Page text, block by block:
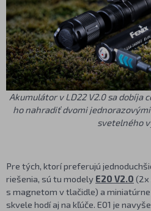
Akumulátor v LD22 V2.0 sa dobíja
ho nahradiť dvomi
svetelného
Pre tých, ktorí preferujú
riešenia, sú tu modely E20 V2.0 (2x
s magnetom v tlačidle) a miniatúrne
skvele hodí aj na kľúče. E01 je